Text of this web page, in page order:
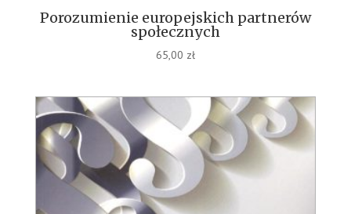
Porozumienie europejskich partnerów
społecznych
65,00 zł